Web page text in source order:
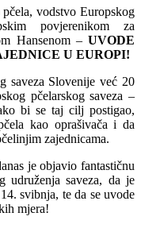
vodstvo Europskog
povjerenikom za
Hansenom – UVODE
U EUROPI!
saveza Slovenije već 20
pčelarskog saveza –
bi se taj cilj postigao,
kao oprašivača i da
zajednicama.
je objavio fantastičnu
udruženja saveza, da je
svibnja, te da se uvode
mjera!